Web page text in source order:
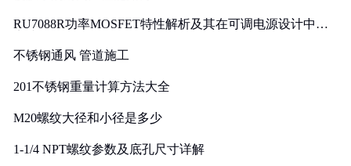
RU7088R功率MOSFET特性解析及其在可调电源设计中的
不锈钢通风 管道施工
201不锈钢重量计算方法大全
M20螺纹大径和小径是多少
1-1/4 NPT螺纹参数及底孔尺寸详解